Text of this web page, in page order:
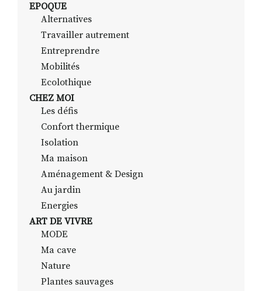
RECHERCHER
S'INSCRIRE À LA NEWSLETTER
EPOQUE
Alternatives
Travailler autrement
Entreprendre
Mobilités
Ecolothique
CHEZ MOI
Les défis
Confort thermique
Isolation
Ma maison
Aménagement & Design
Au jardin
Energies
ART DE VIVRE
MODE
Ma cave
Nature
Plantes sauvages